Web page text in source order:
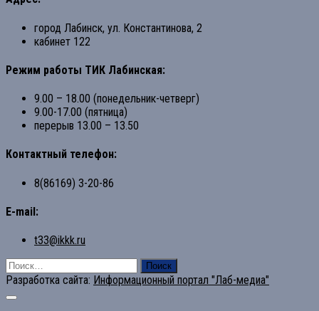
город Лабинск, ул. Константинова, 2
кабинет 122
Режим работы ТИК Лабинская:
9.00 – 18.00 (понедельник-четверг)
9.00-17.00 (пятница)
перерыв 13.00 – 13.50
Контактный телефон:
8(86169) 3-20-86
E-mail:
t33@ikkk.ru
Найти:
Разработка сайта: Информационный портал "Лаб-медиа"